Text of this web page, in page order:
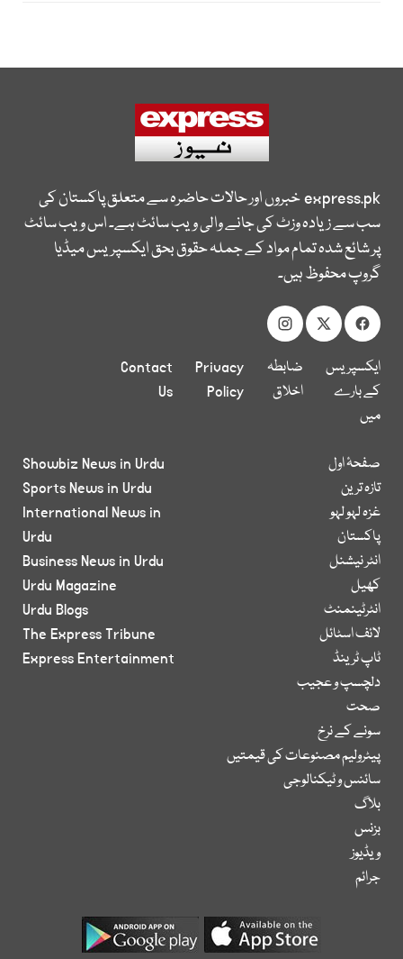
express.pkخبروں اور حالات حاضرہ سے متعلق پاکستان کی
سب سے زیادہ وزٹ کی جانے والی ویب سائٹ ہے۔ اس ویب سائٹ
پر شائع شدہ تمام مواد کے جملہ حقوق بحق ایکسپریس میڈیا
گروپ محفوظ ہیں۔
ایکسپریس
کے بارے
میں
ضابطہ
اخلاق
Privacy
Policy
Contact
Us
صفحۂ اول
تازہ ترین
غزہ لہو لہو
پاکستان
انٹر نیشنل
کھیل
انٹرٹینمنٹ
لائف اسٹائل
ٹاپ ٹرینڈ
دلچسپ و عجیب
صحت
سونے کے نرخ
پیٹرولیم مصنوعات کی قیمتیں
سائنس و ٹیکنالوجی
بلاگ
بزنس
ویڈیوز
جرائم
Showbiz News in Urdu
Sports News in Urdu
International News in
Urdu
Business News in Urdu
Urdu Magazine
Urdu Blogs
The Express Tribune
Express Entertainment